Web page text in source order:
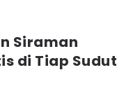
Siraman
di Tiap Sudut